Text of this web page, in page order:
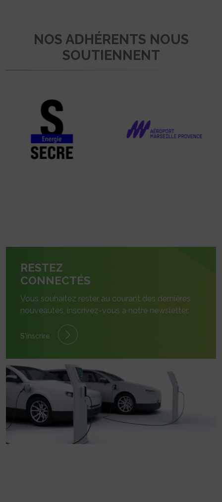
NOS ADHÉRENTS NOUS
SOUTIENNENT
RESTEZ
CONNECTÉS
Vous souhaitez rester au courant des dernières
nouveautés, inscrivez-vous à notre newsletter.
S'inscrire